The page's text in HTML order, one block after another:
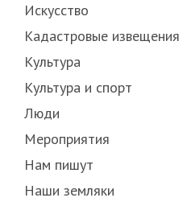
Искусство
Кадастровые извещения
Культура
Культура и спорт
Люди
Мероприятия
Нам пишут
Наши земляки